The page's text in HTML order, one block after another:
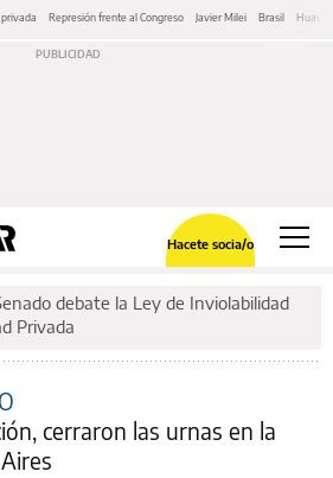
Represión frente al Congreso Javier Milei Brasil Huawei
Hacete socia/o
debate la Ley de Inviolabilidad
Privada
cerraron las urnas en la